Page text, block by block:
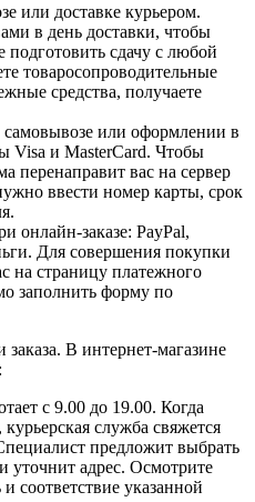
или доставке курьером.
в день доставки, чтобы
подготовить сдачу с любой
товаросопроводительные
средства, получаете
или оформлении в
Visa и MasterCard. Чтобы
перенаправит вас на сервер
ввести номер карты, срок
онлайн-заказе: PayPal,
Для совершения покупки
на страницу платежного
заполнить форму по
В интернет-магазине
с 9.00 до 19.00. Когда
служба свяжется
предложит выбрать
уточнит адрес. Осмотрите
соответствие указанной